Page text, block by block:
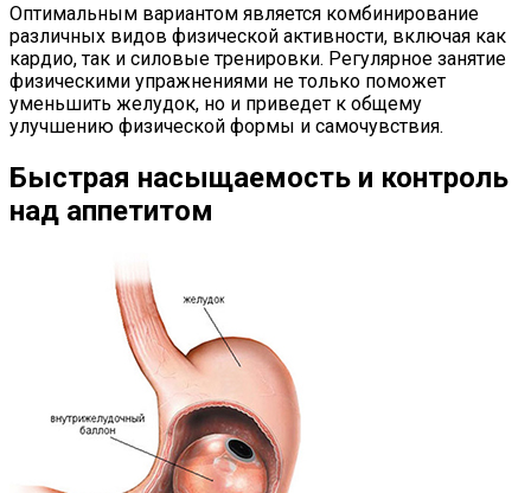
Оптимальным вариантом является комбинирование
различных видов физической активности, включая как
кардио, так и силовые тренировки. Регулярное занятие
физическими упражнениями не только поможет
уменьшить желудок, но и приведет к общему
улучшению физической формы и самочувствия.
Быстрая насыщаемость и контроль
над аппетитом